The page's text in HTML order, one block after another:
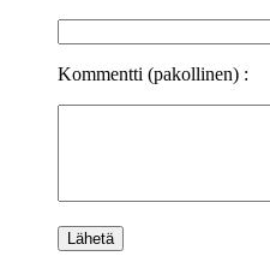
Kommentti (pakollinen) :